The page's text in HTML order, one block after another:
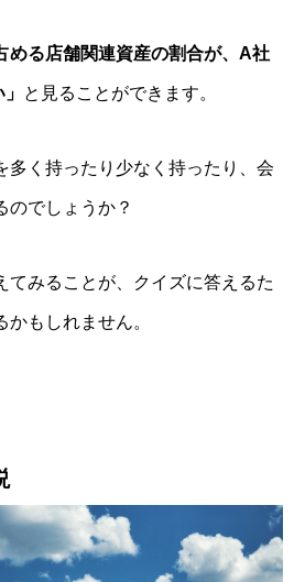
める店舗関連資産の割合が、A社
と見ることができます。
多く持ったり少なく持ったり、会
のでしょうか？
てみることが、クイズに答えるた
もしれません。
ービス内容